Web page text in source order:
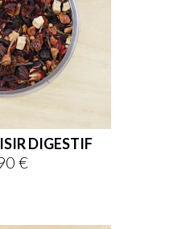
DIGESTIF
€